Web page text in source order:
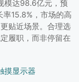
模达98.6亿元，预
15.8%，市场的高
贴近场景。合理选
履职，而非停留在
摸显示器